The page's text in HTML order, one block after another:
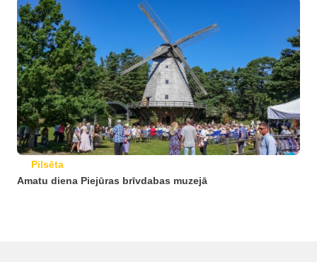
Pilsēta
Amatu diena Piejūras brīvdabas muzejā